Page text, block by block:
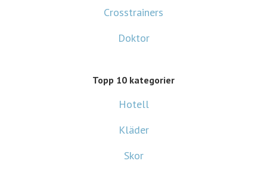
Crosstrainers
Doktor
Topp 10 kategorier
Hotell
Kläder
Skor